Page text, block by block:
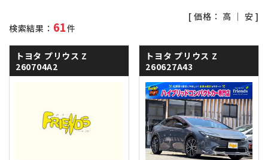
検索結果： 61件
[ 価格： 高 ｜ 安 ]
トヨタ プリウス Z
260704A2
トヨタ プリウス Z
260627A43